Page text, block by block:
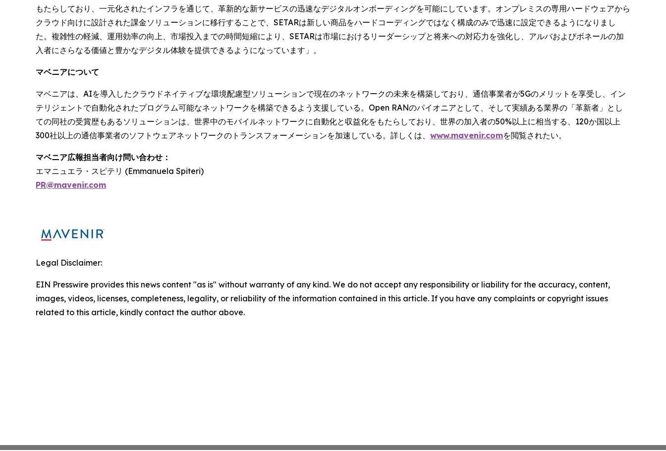
もたらしており、一元化されたインフラを通じて、革新的な新サービスの迅速なデジタルオンボーディングを可能にしています。オンプレミスの専用ハードウェアから
クラウド向けに設計された課金ソリューションに移行することで、SETARは新しい商品をハードコーディングではなく構成のみで迅速に設定できるようになりまし
た。複雑性の軽減、運用効率の向上、市場投入までの時間短縮により、SETARは市場におけるリーダーシップと将来への対応力を強化し、アルバおよびボネールの加
入者にさらなる価値と豊かなデジタル体験を提供できるようになっています」。
マベニアについて
マベニアは、AIを導入したクラウドネイティブな環境配慮型ソリューションで現在のネットワークの未来を構築しており、通信事業者が5Gのメリットを享受し、イン
テリジェントで自動化されたプログラム可能なネットワークを構築できるよう支援している。Open RANのパイオニアとして、そして実績ある業界の「革新者」とし
ての同社の受賞歴もあるソリューションは、世界中のモバイルネットワークに自動化と収益化をもたらしており、世界の加入者の50%以上に相当する、120か国以上
300社以上の通信事業者のソフトウェアネットワークのトランスフォーメーションを加速している。詳しくは、 www.mavenir.comを閲覧されたい。
マベニア広報担当者向け問い合わせ：
エマニュエラ・スピテリ (Emmanuela Spiteri)
PR@mavenir.com
Legal Disclaimer:
EIN Presswire provides this news content "as is" without warranty of any kind. We do not accept any responsibility or liability for the accuracy, content,
images, videos, licenses, completeness, legality, or reliability of the information contained in this article. If you have any complaints or copyright issues
related to this article, kindly contact the author above.